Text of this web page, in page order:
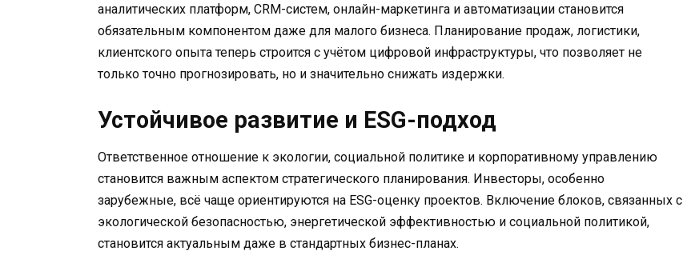
аналитических платформ, CRM-систем, онлайн-маркетинга и автоматизации становится
обязательным компонентом даже для малого бизнеса. Планирование продаж, логистики,
клиентского опыта теперь строится с учётом цифровой инфраструктуры, что позволяет не
только точно прогнозировать, но и значительно снижать издержки.
Устойчивое развитие и ESG-подход
Ответственное отношение к экологии, социальной политике и корпоративному управлению
становится важным аспектом стратегического планирования. Инвесторы, особенно
зарубежные, всё чаще ориентируются на ESG-оценку проектов. Включение блоков, связанных с
экологической безопасностью, энергетической эффективностью и социальной политикой,
становится актуальным даже в стандартных бизнес-планах.